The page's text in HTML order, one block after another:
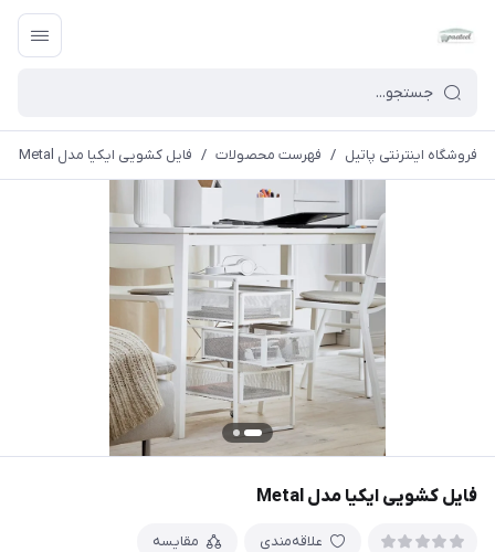
فروشگاه اینترنتی پاتیل / فهرست محصولات / فایل کشویی ایکیا مدل Metal
فایل کشویی ایکیا مدل Metal
علاقه‌مندی مقایسه